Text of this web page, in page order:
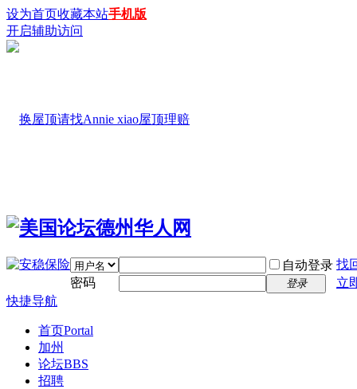
设为首页收藏本站手机版
开启辅助访问
自动登录 找
密码
登录
立
快捷导航
首页Portal
加州
论坛BBS
招聘